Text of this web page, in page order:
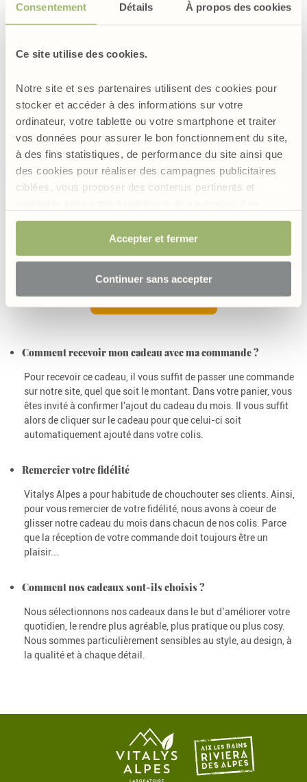
Consentement Détails À propos des cookies
Ce site utilise des cookies.
Notre site et ses partenaires utilisent des cookies pour
stocker et accéder à des informations sur votre
ordinateur, votre tablette ou votre smartphone et traiter
vos données pour assurer le bon fonctionnement du site,
à des fins statistiques, de performance du site ainsi que
des cookies pour réaliser des campagnes publicitaires
ciblées, vous proposer des contenus pertinents et
cookies permettant d’assurer le bon fonctionnement du
site sont obligatoires et sont de ce fait exemptés de
consentement. Votre choix sera conservé pendant 6
modifier votre choix et retirer votre consentement.
Accepter et fermer
Continuer sans accepter
L’esprit de la provence dans un drap de bain tout doux !
dirait le Sud ! Pour vous prélasser au bord de l’eau, ce drap de bain
l’été !
Quel plaisir de « plonger » dans ses bouclettes généreuses et bien
moelleuses. Place au confort et à la détente !
1 face « velours » tout en douceur
Maxi dimensions : 70 x 140 cm
Maxi moelleux : 360g/m2 en 100% coton
est limitée dans le temps.
J'EN PROFITE !
Comment recevoir mon cadeau avec ma commande ?
Pour recevoir ce cadeau, il vous suffit de passer une commande
sur notre site, quel que soit le montant. Dans votre panier, vous
êtes invité à confirmer l'ajout du cadeau du mois. Il vous suffit
alors de cliquer sur le cadeau pour que celui-ci soit
automatiquement ajouté dans votre colis.
Remercier votre fidélité
Vitalys Alpes a pour habitude de chouchouter ses clients. Ainsi,
pour vous remercier de votre fidélité, nous avons à coeur de
glisser notre cadeau du mois dans chacun de nos colis. Parce
que la réception de votre commande doit toujours être un
plaisir...
Comment nos cadeaux sont-ils choisis ?
Nous sélectionnons nos cadeaux dans le but d’améliorer votre
quotidien, le rendre plus agréable, plus pratique ou plus cosy.
Nous sommes particulièrement sensibles au style, au design, à
la qualité et à chaque détail.